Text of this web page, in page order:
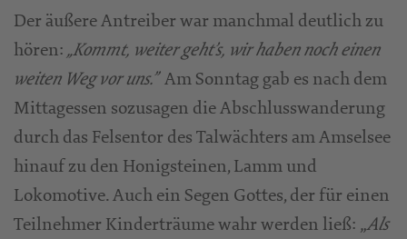
Der äußere Antreiber war manchmal deutlich zu
hören:„Kommt, weiter geht’s, wir haben noch einen
weiten Weg vor uns.”Am Sonntag gab es nach dem
Mittagessen sozusagen die Abschlusswanderung
durch das Felsentor des Talwächters am Amselsee
hinauf zu den Honigsteinen, Lamm und
Lokomotive. Auch ein Segen Gottes, der für einen
Teilnehmer Kinderträume wahr werden ließ: „Als